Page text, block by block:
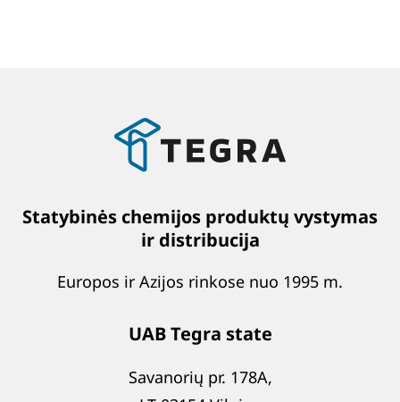
Statybinės chemijos produktų vystymas
ir distribucija
Europos ir Azijos rinkose nuo 1995 m.
UAB Tegra state
Savanorių pr. 178A,